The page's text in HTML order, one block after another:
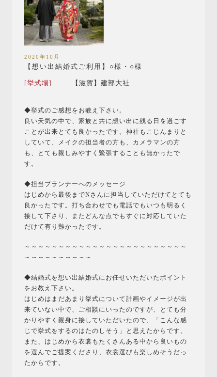
2020年10月
【想い出結婚式ご利用】○様・○様
[挙式場] 【滋賀】建部大社
◆挙式のご感想をお教え下さい。
良い天気の中で、家族と共に想い出に残る日を過ごす
ことが出来とても良かったです。神社もこじんまりと
していて、メイクの担当者の方も、カメラマンの方
も、とても親しみやすく緊張することも無かったで
す。
◆担当プランナーへのメッセージ
はじめから最後までNさんに担当していただけてとても
良かったです。打ち合わせでも電話でもいつも明るく
接して下さり、またどんな点でもすぐに対応していた
だけて有り難かったです。
～～～～～～～～～～～～～～～～～～～～～～～～
～～～～～～～～～～
◆結婚式を想い出結婚式にお任せいただいたポイント
をお教え下さい。
はじめはまだあまり挙式について計画やイメージが出
来ていない中で、ご相談にいったのですが、とても分
かりやすく親身に接していただいたので、「こんな感
じで挙式をするのはたのしそう」と思えたからです。
また、はじめから衣裳もたくさんある中から良いもの
を選んでご提案くださり、衣裳選びも楽しめそうだっ
たからです。